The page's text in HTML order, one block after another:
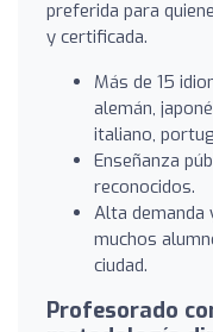
preferida para
y certificada.
Más de 15
alemán,
italiano,
Enseñanza
reconocidos.
Alta demanda
muchos
ciudad.
Profesorado